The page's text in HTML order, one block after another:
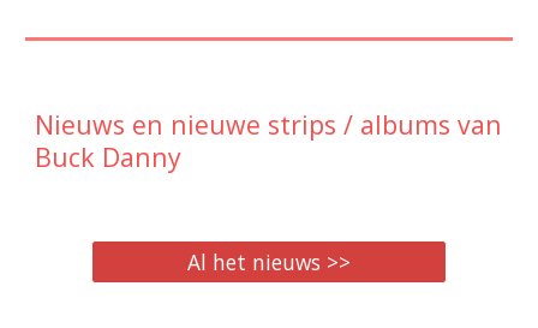
Nieuws en nieuwe strips / albums van
Buck Danny
Al het nieuws >>